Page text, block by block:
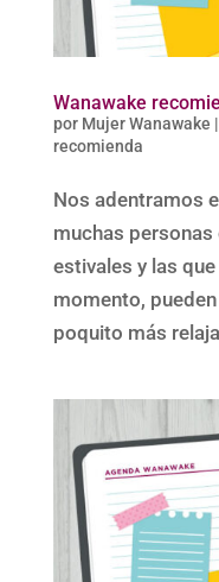
Wanawake
por Mujer Wanawake |
recomienda
Nos adentramos
muchas
estivales y las
momento,
poquito más